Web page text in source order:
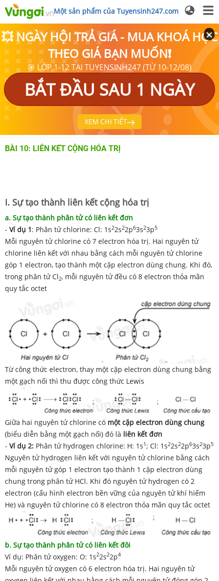
Một sản phẩm của Tuyensinh247.com
💥 NGÀY HỘI TRẢ GIÁ - MUA KHOÁ HỌC
THEO GIÁ BẠN MUỐN❗
🎯 LỚP 1-12 TẠI TUYENSINH247 (TỪ 10-12/08)
BẮT ĐẦU SAU 1 NGÀY
XEM CHI TIẾT
BÀI 10: LIÊN KẾT CỘNG HÓA TRỊ
I. Sự tạo thành liên kết cộng hóa trị
a. Sự tạo thành phân tử có liên kết đơn
- Ví dụ 1: Phân tử chlorine: Cl: 1s22s22p63s23p5
Mỗi nguyên tử chlorine có 7 electron hóa trị. Hai nguyên tử
chlorine liên kết với nhau bằng cách mỗi nguyên tử chlorine
góp 1 electron, tạo thành một cặp electron dùng chung. Khi đó,
trong phân tử Cl2, mỗi nguyên tử đều có 8 electron thỏa mãn
quy tắc octet
Từ công thức electron, thay một cặp electron dùng chung bằng
một gạch nối thì thu được công thức Lewis
Giữa hai nguyên tử chlorine có một cặp electron dùng chung
(biểu diễn bằng một gạch nối) đó là liên kết đơn
- Ví dụ 2: Phân tử hydrogen chlorine: H: 1s1; Cl: 1s22s22p63s23p5
Nguyên tử hydrogen liên kết với nguyên tử chlorine bằng cách
mỗi nguyên tử góp 1 electron tạo thành 1 cặp electron dùng
chung trong phân tử HCl. Khi đó nguyên tử hydrogen có 2
electron (cấu hình electron bền vững của nguyên tử khí hiếm
He) và nguyên tử chlorine có 8 electron thỏa mãn quy tắc octet
b. Sự tạo thành phân tử có liên kết đôi
Ví dụ: Phân tử oxygen: O: 1s22s22p4
Mỗi nguyên tử oxygen có 6 electron hóa trị. Hai nguyên tử